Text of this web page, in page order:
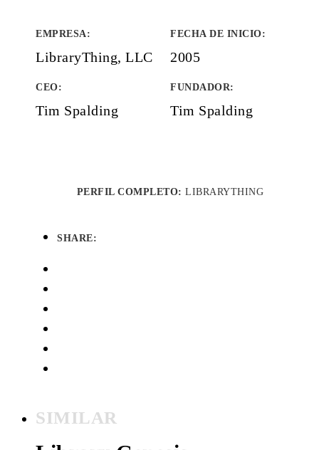
EMPRESA:
LibraryThing, LLC
FECHA DE INICIO:
2005
CEO:
Tim Spalding
FUNDADOR:
Tim Spalding
PERFIL COMPLETO:LIBRARYTHING
SHARE:
SIMILAR